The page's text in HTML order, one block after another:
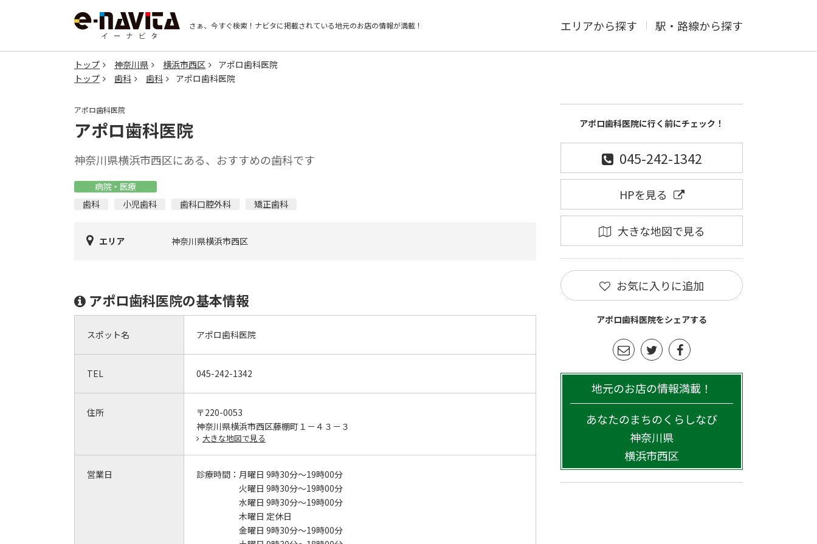
さぁ、今すぐ検索！ ナビタに掲載されている地元のお店の情報が満載！ エリアから探す 駅・路線から探す
トップ 神奈川県 横浜市西区
アポロ歯科医院
トップ
歯科 歯科 アポロ歯科医院
アポロ歯科医院
アポロ歯科医院
神奈川県横浜市西区にある、おすすめの歯科です
病院・医療
歯科
小児歯科 歯科口腔外科 矯正歯科
エリア 神奈川県横浜市西区
アポロ歯科医院の基本情報
スポット名 アポロ歯科医院
TEL 045-242-1342
住所
〒220-0053
神奈川県横浜市西区藤棚町１－４３－３
大きな地図で見る
営業日 診療時間： 月曜日 9時30分～19時00分
火曜日 9時30分～19時00分
水曜日 9時30分～19時00分
木曜日 定休日
金曜日 9時30分～19時00分
アポロ歯科医院に行く前にチェック！
045-242-1342
HPを見る
大きな地図で見る
お気に入りに追加
アポロ歯科医院をシェアする
地元のお店の情報満載！
あなたのまちのくらしなび
神奈川県
横浜市西区